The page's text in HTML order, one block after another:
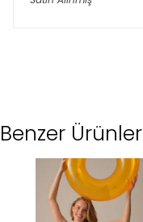
Benzer Ürünler